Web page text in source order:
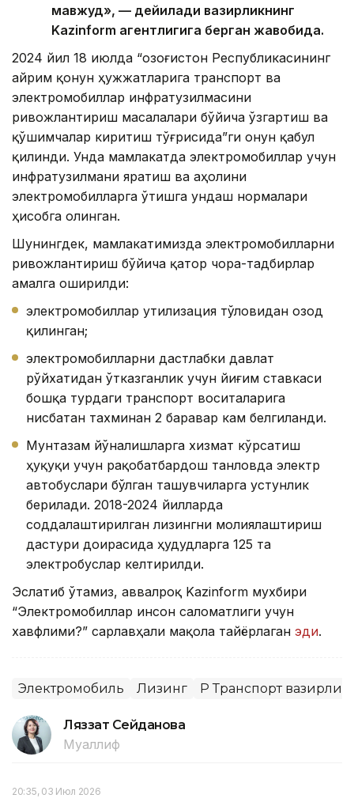
мавжуд», — дейилади вазирликнинг
Kazinform агентлигига берган жавобида.
2024 йил 18 июлда “Қозоғистон Республикасининг
айрим қонун ҳужжатларига транспорт ва
электромобиллар инфратузилмасини
ривожлантириш масалалари бўйича ўзгартиш ва
қўшимчалар киритиш тўғрисида”ги Қонун қабул
қилинди. Унда мамлакатда электромобиллар учун
инфратузилмани яратиш ва аҳолини
электромобилларга ўтишга ундаш нормалари
ҳисобга олинган.
Шунингдек, мамлакатимизда электромобилларни
ривожлантириш бўйича қатор чора-тадбирлар
амалга оширилди:
электромобиллар утилизация тўловидан озод
қилинган;
электромобилларни дастлабки давлат
рўйхатидан ўтказганлик учун йиғим ставкаси
бошқа турдаги транспорт воситаларига
нисбатан тахминан 2 баравар кам белгиланди.
Мунтазам йўналишларга хизмат кўрсатиш
ҳуқуқи учун рақобатбардош танловда электр
автобуслари бўлган ташувчиларга устунлик
берилади. 2018-2024 йилларда
соддалаштирилган лизингни молиялаштириш
дастури доирасида ҳудудларга 125 та
электробуслар келтирилди.
Эслатиб ўтамиз, аввалроқ Kazinform мухбири
“Электромобиллар инсон саломатлиги учун
хавфлими?” сарлавҳали мақола тайёрлаган эди.
Электромобиль Лизинг ҚР Транспорт
Ляззат Сейданова
Муаллиф
20:35, 03 Июл 2026